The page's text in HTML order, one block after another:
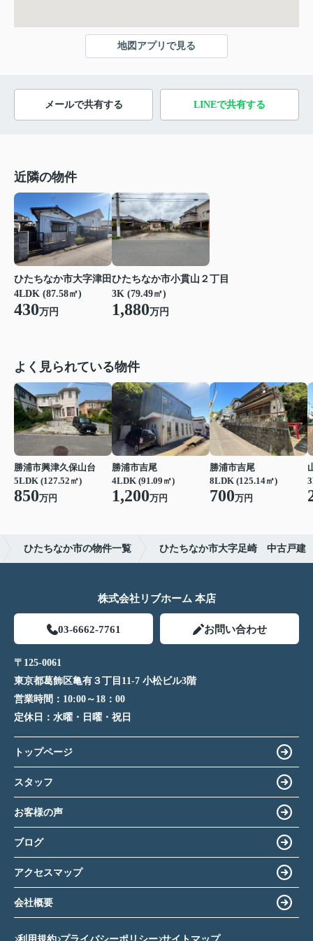
地図アプリで見る
メールで共有する LINEで共有する
近隣の物件
ひたちなか市大字津田
4LDK (87.58㎡)
430万円
ひたちなか市小貫山２丁目
3K (79.49㎡)
1,880万円
よく見られている物件
勝浦市興津久保山台
5LDK (127.52㎡)
850万円
勝浦市吉尾
4LDK (91.09㎡)
1,200万円
勝浦市吉尾
8LDK (125.14㎡)
700万円
ひたちなか市の物件一覧 ひたちなか市大字足崎 中古戸建
株式会社リブホーム 本店
03-6662-7761 お問い合わせ
〒125-0061
東京都葛飾区亀有３丁目11-7 小松ビル3階
営業時間： 10:00～18：00
定休日： 水曜・日曜・祝日
トップページ
スタッフ
お客様の声
ブログ
アクセスマップ
会社概要